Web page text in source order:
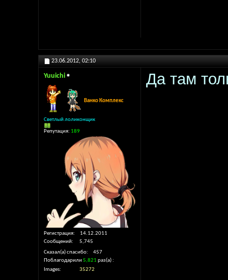
23.06.2012, 02:10
Yuuichi
Ванко Комплекс
Светлый лоликонщик
Репутация: 189
Регистрация
14.12.2011
Сообщений
5,745
Сказал(а) спасибо
457
Поблагодарили5,821 раз(а)
Images
35272
Да там